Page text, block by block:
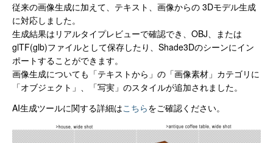
従来の画像生成に加えて、テキスト、画像からの 3Dモデル生成
に対応しました。
生成結果はリアルタイプレビューで確認でき、OBJ、または
glTF(glb)ファイルとして保存したり、Shade3Dのシーンにイン
ポートすることができます。
画像生成についても「テキストから」の「画像素材」カテゴリに
「オブジェクト」、「写実」のスタイルが追加されました。
AI生成ツールに関する詳細はこちらをご確認ください。